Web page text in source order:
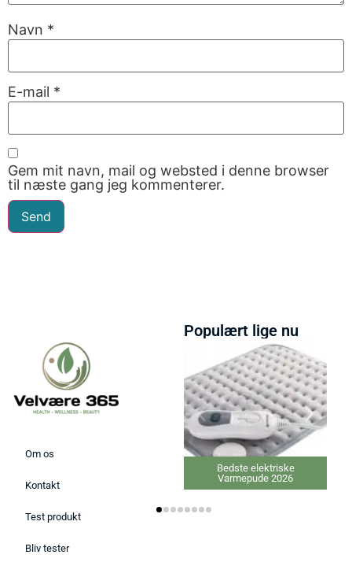
Navn *
E-mail *
Gem mit navn, mail og websted i denne browser
til næste gang jeg kommenterer.
Om os
Kontakt
Test produkt
Bliv tester
Populært lige nu
Bedste elektriske
Varmepude 2026